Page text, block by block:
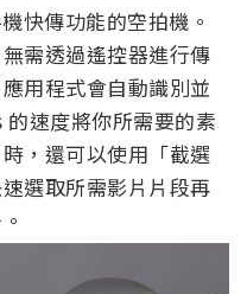
快傳功能的空拍機。
需透過遙控器進行傳
用程式會自動識別並
速度將你所需要的素
，還可以使用「截選
選取所需影片片段再